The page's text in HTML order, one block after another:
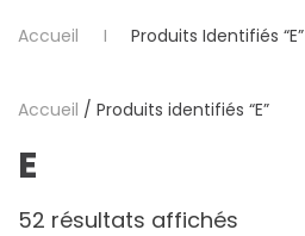
Accueil Produits Identifiés “E”
Accueil / Produits identifiés “E”
E
52 résultats affichés